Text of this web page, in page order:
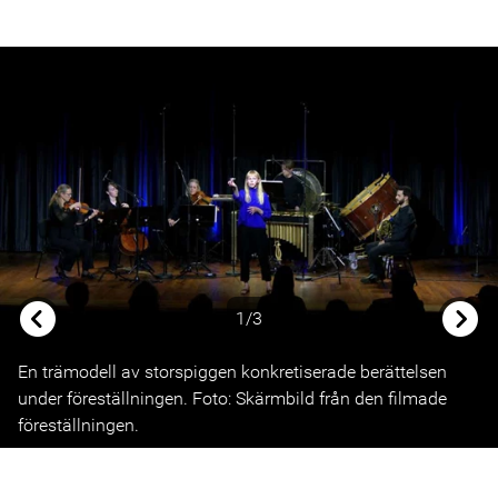
1/3
Previous
En trämodell av storspiggen konkretiserade berättelsen
under föreställningen. Foto: Skärmbild från den filmade
föreställningen.